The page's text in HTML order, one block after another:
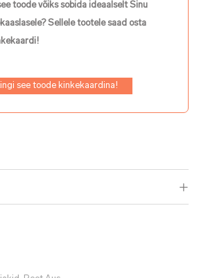
toode võiks sobida ideaalselt Sinu
Sellele tootele saad osta
see toode kinkekaardina!